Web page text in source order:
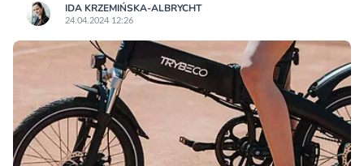
IDA KRZEMIŃSKA-ALBRYCHT
24.04.2024 12:26